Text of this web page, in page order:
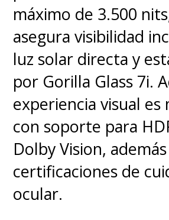
veloz, "Sonic" sigue
niño y está obligado
para poder
verdadero héroe,
que debe hacer y lo
proteger.
En el que
último rol como actor
máximo de 3.500
asegura visibilidad
luz solar directa y
por Gorilla Glass 7i.
experiencia visual es
con soporte para
Dolby Vision,
certificaciones de
ocular.